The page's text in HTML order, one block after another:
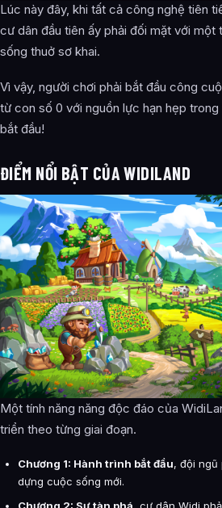
Lúc này đây, khi tất cả công nghệ tiên
cư dân đầu tiên ấy phải đối mặt với một
sống thuở sơ khai.
Vì vậy, người chơi phải bắt đầu công
từ con số 0 với nguồn lực hạn hẹp
bắt đầu!
ĐIỂM NỔI BẬT CỦA WIDILAND
Một tính năng năng độc đáo của
triển theo từng giai đoạn.
Chương 1: Hành trình bắt đầu, đội ngũ
dựng cuộc sống mới.
Chương 2: Sự tàn phá, cư dân Widi